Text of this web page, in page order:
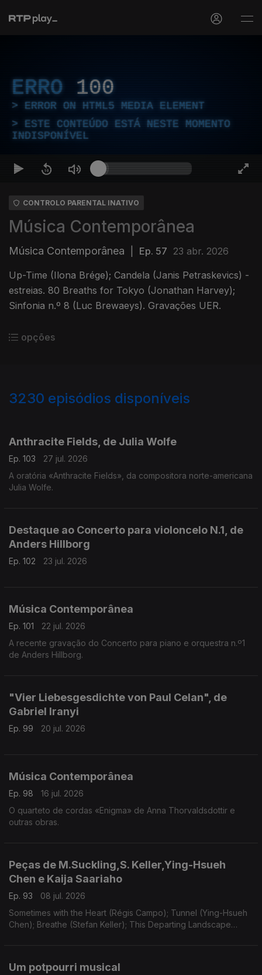
ERRO 100
ERROR ON HTML5 MEDIA ELEMENT
ESTE CONTEÚDO ESTÁ NESTE MOMENTO
INDISPONÍVEL
CONTROLO PARENTAL INATIVO
Música Contemporânea
Música Contemporânea Ep. 57 23 abr. 2026
Up-Time (Ilona Brége); Candela (Janis Petraskevics) -
estreias. 80 Breaths for Tokyo (Jonathan Harvey);
Sinfonia n.º 8 (Luc Brewaeys). Gravações UER.
opções
3230 episódios disponíveis
Anthracite Fields, de Julia Wolfe
Ep. 103
27 jul. 2026
A oratória «Anthracite Fields», da compositora norte-americana
Julia Wolfe.
Destaque ao Concerto para violoncelo N.1, de
Anders Hillborg
Ep. 102 23 jul. 2026
Música Contemporânea
Ep. 101
22 jul. 2026
A recente gravação do Concerto para piano e orquestra n.º1
de Anders Hillborg.
"Vier Liebesgesdichte von Paul Celan", de
Gabriel Iranyi
Ep. 99 20 jul. 2026
Música Contemporânea
Ep. 98
16 jul. 2026
O quarteto de cordas «Enigma» de Anna Thorvaldsdottir e
outras obras.
Peças de M.Suckling,S. Keller,Ying-Hsueh
Chen e Kaija Saariaho
Ep. 93
08 jul. 2026
Sometimes with the Heart (Régis Campo); Tunnel (Ying-Hsueh
Chen); Breathe (Stefan Keller); This Departing Landscape
Um potpourri musical